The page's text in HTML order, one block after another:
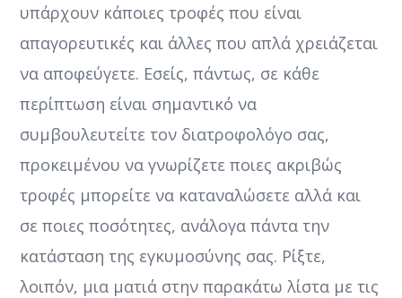
υπάρχουν κάποιες τροφές που είναι
απαγορευτικές και άλλες που απλά χρειάζεται
να αποφεύγετε. Εσείς, πάντως, σε κάθε
περίπτωση είναι σημαντικό να
συμβουλευτείτε τον διατροφολόγο σας,
προκειμένου να γνωρίζετε ποιες ακριβώς
τροφές μπορείτε να καταναλώσετε αλλά και
σε ποιες ποσότητες, ανάλογα πάντα την
κατάσταση της εγκυμοσύνης σας. Ρίξτε,
λοιπόν, μια ματιά στην παρακάτω λίστα με τις